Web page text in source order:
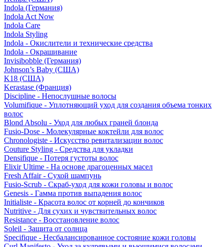
Indola (Германия)
Indola Act Now
Indola Care
Indola Styling
Indola - Окислители и технические средства
Indola - Окрашивание
Invisibobble (Германия)
Johnson’s Baby (США)
K18 (США)
Kerastase (Франция)
Discipline - Непослушные волосы
Volumifique - Уплотняющий уход для создания объема тонких
волос
Blond Absolu - Уход для любых граней блонда
Fusio-Dose - Молекулярные коктейли для волос
Chronologiste - Искусство ревитализации волос
Couture Styling - Средства для укладки
Densifique - Потеря густоты волос
Elixir Ultime - На основе драгоценных масел
Fresh Affair - Сухой шампунь
Fusio-Scrub - Скраб-уход для кожи головы и волос
Genesis - Гамма против выпадения волос
Initialiste - Красота волос от корней до кончиков
Nutritive - Для сухих и чувствительных волос
Resistance - Восстановление волос
Soleil - Защита от солнца
Specifique - Несбалансированное состояние кожи головы